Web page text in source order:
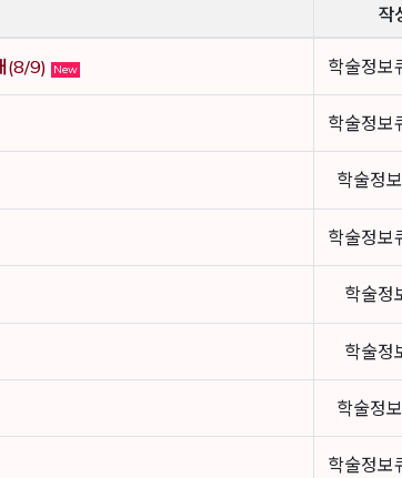
작
(8/9) New 학술정보
학술정보
학술정
학술정보
학술정
학술정
학술정
학술정보